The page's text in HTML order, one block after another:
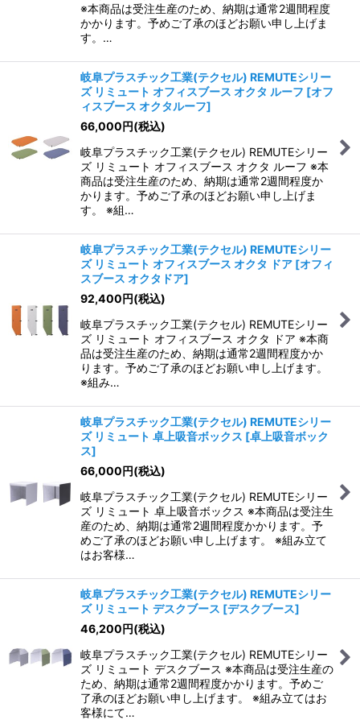
※本商品は受注生産のため、納期は通常2週間程度
かかります。予めご了承のほどお願い申し上げま
す。…
岐阜プラスチック工業(テクセル) REMUTEシリー
ズ リミュート オフィスブース オクタ ルーフ [オフ
ィスブース オクタルーフ]
66,000円(税込)
岐阜プラスチック工業(テクセル) REMUTEシリー
ズ リミュート オフィスブース オクタ ルーフ ※本
商品は受注生産のため、納期は通常2週間程度か
かります。予めご了承のほどお願い申し上げま
す。 ※組…
岐阜プラスチック工業(テクセル) REMUTEシリー
ズ リミュート オフィスブース オクタ ドア [オフィ
スブース オクタドア]
92,400円(税込)
岐阜プラスチック工業(テクセル) REMUTEシリー
ズ リミュート オフィスブース オクタ ドア ※本商
品は受注生産のため、納期は通常2週間程度かか
ります。予めご了承のほどお願い申し上げます。
※組み…
岐阜プラスチック工業(テクセル) REMUTEシリー
ズ リミュート 卓上吸音ボックス [卓上吸音ボック
ス]
66,000円(税込)
岐阜プラスチック工業(テクセル) REMUTEシリー
ズ リミュート 卓上吸音ボックス ※本商品は受注生
産のため、納期は通常2週間程度かかります。予
めご了承のほどお願い申し上げます。 ※組み立て
はお客様…
岐阜プラスチック工業(テクセル) REMUTEシリー
ズ リミュート デスクブース [デスクブース]
46,200円(税込)
岐阜プラスチック工業(テクセル) REMUTEシリー
ズ リミュート デスクブース ※本商品は受注生産の
ため、納期は通常2週間程度かかります。予めご
了承のほどお願い申し上げます。 ※組み立てはお
客様にて…